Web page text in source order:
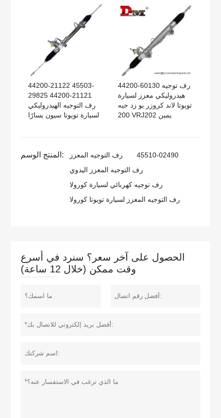
44200-21122 45503-
29825 44200-21121
رف التوجيه الهيدروليكي
لسيارة تويوتا سيون يسارًا
44200-60130 رف توجيه
هيدروليكي معزز لسيارة
تويوتا لاند كروزر يو زد جيه
200 VRJ202 يمين
المنتج الوسم: رف التوجيه المعزز
45510-02490
رف التوجيه المعزز اليدوي
رف توجيه كهربائي لسيارة كورولا
رف التوجيه المعزز لسيارة تويوتا كورولا
الحصول على آخر سعر؟ سنرد في أسرع
وقت ممكن (خلال 12 ساعة)